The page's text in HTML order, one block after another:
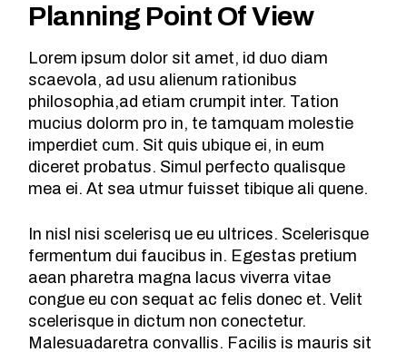
Planning Point Of View
Lorem ipsum dolor sit amet, id duo diam
scaevola, ad usu alienum rationibus
philosophia,ad etiam crumpit inter. Tation
mucius dolorm pro in, te tamquam molestie
imperdiet cum. Sit quis ubique ei, in eum
diceret probatus. Simul perfecto qualisque
mea ei. At sea utmur fuisset tibique ali quene.
In nisl nisi scelerisq ue eu ultrices. Scelerisque
fermentum dui faucibus in. Egestas pretium
aean pharetra magna lacus viverra vitae
congue eu con sequat ac felis donec et. Velit
scelerisque in dictum non conectetur.
Malesuadaretra convallis. Facilis is mauris sit